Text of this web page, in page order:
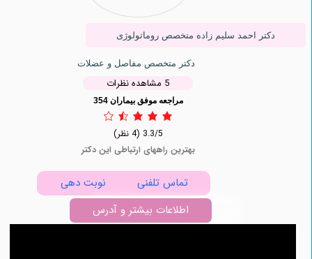
دکتر احمد سلیم زاده متخصص روماتولوژی
دکتر متخصص مفاصل و عضلات
مراجعه موفق بیماران 354
بهترین راههای ارتباطی این دکتر
تماس تلفنی
نوبت دهی
اطلاعات بیشتر و آدرس